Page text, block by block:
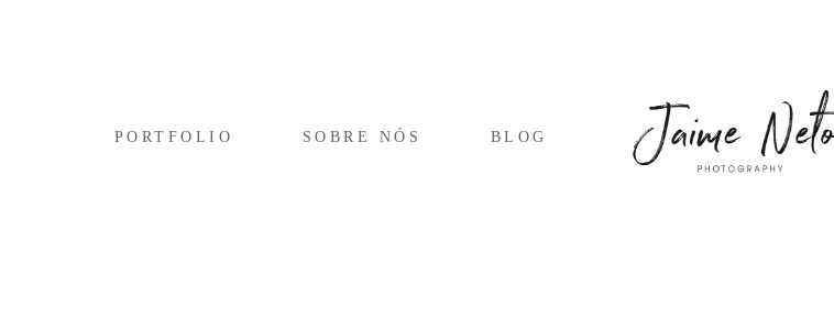
PORTFOLIO SOBRE NÓS BLOG